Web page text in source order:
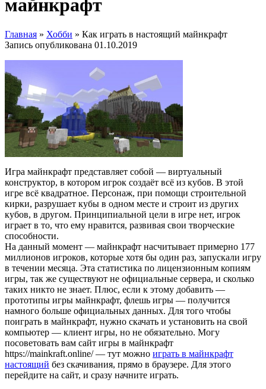
майнкрафт
Главная » Хобби » Как играть в настоящий майнкрафт
Запись опубликована 01.10.2019
Игра майнкрафт представляет собой — виртуальный
конструктор, в котором игрок создаёт всё из кубов. В этой
игре всё квадратное. Персонаж, при помощи строительной
кирки, разрушает кубы в одном месте и строит из других
кубов, в другом. Принципиальной цели в игре нет, игрок
играет в то, что ему нравится, развивая свои творческие
способности.
На данный момент — майнкрафт насчитывает примерно 177
миллионов игроков, которые хотя бы один раз, запускали игру
в течении месяца. Эта статистика по лицензионным копиям
игры, так же существуют не официальные сервера, и сколько
таких никто не знает. Плюс, если к этому добавить —
прототипы игры майнкрафт, флешь игры — получится
намного больше официальных данных. Для того чтобы
поиграть в майнкрафт, нужно скачать и установить на свой
компьютер — клиент игры, но не обязательно. Могу
посоветовать вам сайт игры в майнкрафт
https://mainkraft.online/ — тут можно играть в майнкрафт
настоящий без скачивания, прямо в браузере. Для этого
перейдите на сайт, и сразу начните играть.